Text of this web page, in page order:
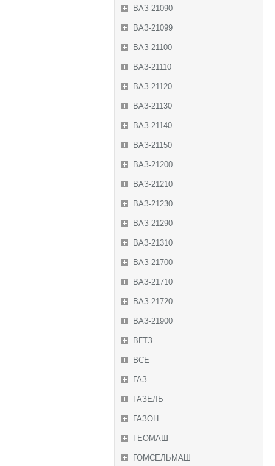
ВАЗ-21090
ВАЗ-21099
ВАЗ-21100
ВАЗ-21110
ВАЗ-21120
ВАЗ-21130
ВАЗ-21140
ВАЗ-21150
ВАЗ-21200
ВАЗ-21210
ВАЗ-21230
ВАЗ-21290
ВАЗ-21310
ВАЗ-21700
ВАЗ-21710
ВАЗ-21720
ВАЗ-21900
ВГТЗ
ВСЕ
ГАЗ
ГАЗЕЛЬ
ГАЗОН
ГЕОМАШ
ГОМСЕЛЬМАШ